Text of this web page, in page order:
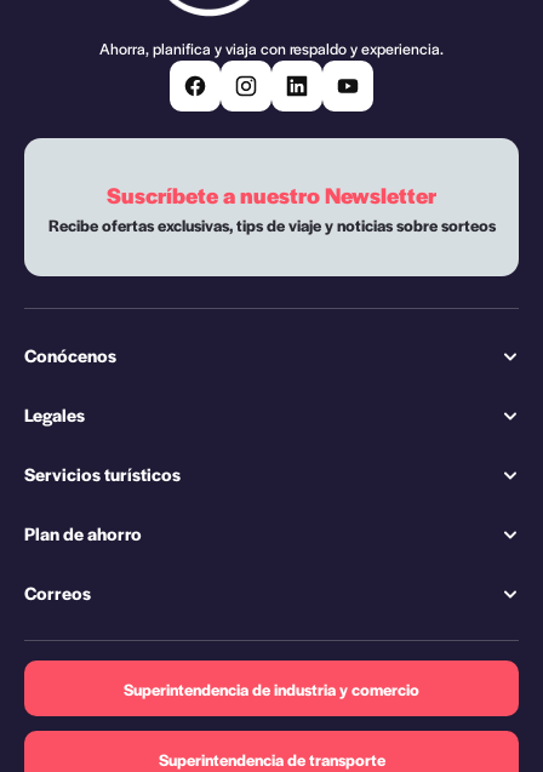
Ahorra, planifica y viaja con respaldo y experiencia.
Suscríbete a nuestro Newsletter
Recibe ofertas exclusivas, tips de viaje y noticias sobre sorteos
Conócenos
Legales
Servicios turísticos
Plan de ahorro
Correos
Superintendencia de industria y comercio
Superintendencia de transporte